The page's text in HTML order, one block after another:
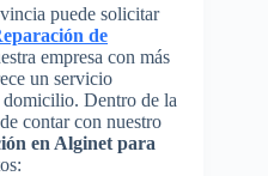
puede solicitar
de
empresa con más
un servicio
domicilio. Dentro de la
contar con nuestro
en Alginet para